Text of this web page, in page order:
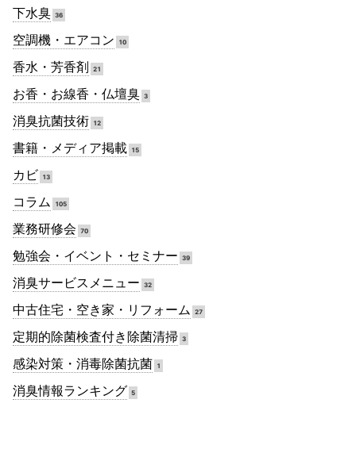
下水臭 36
空調機・エアコン 10
香水・芳香剤 21
お香・お線香・仏壇臭 3
消臭抗菌技術 12
書籍・メディア掲載 15
カビ 13
コラム 105
業務研修会 70
勉強会・イベント・セミナー 39
消臭サービスメニュー 32
中古住宅・空き家・リフォーム 27
定期的除菌検査付き除菌清掃 3
感染対策・消毒除菌抗菌 1
消臭情報ランキング 5